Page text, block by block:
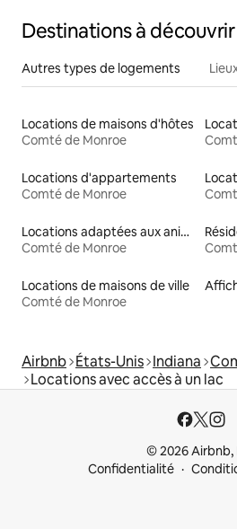
Destinations à découvrir
Autres types de logements
Locations de maisons d'hôtes
Comté de Monroe
Locations d'appartements
Comté de Monroe
Locations adaptées aux animaux
Comté de Monroe
Locations de maisons de ville
Comté de Monroe
Airbnb États-Unis Indiana
Locations avec accès à un lac
© 2026 Airbnb,
Confidentialité